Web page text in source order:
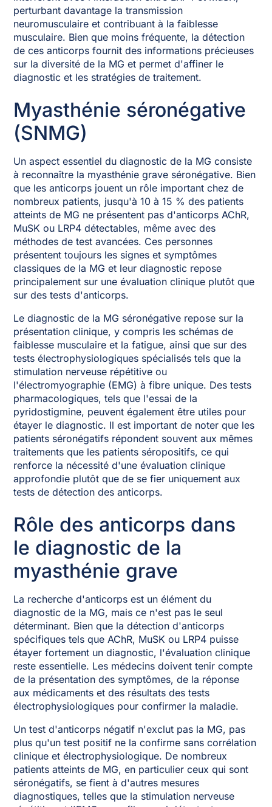
perturbant davantage la transmission
neuromusculaire et contribuant à la faiblesse
musculaire. Bien que moins fréquente, la détection
de ces anticorps fournit des informations précieuses
sur la diversité de la MG et permet d'affiner le
diagnostic et les stratégies de traitement.
Myasthénie séronégative
(SNMG)
Un aspect essentiel du diagnostic de la MG consiste
à reconnaître la myasthénie grave séronégative. Bien
que les anticorps jouent un rôle important chez de
nombreux patients, jusqu'à 10 à 15 % des patients
atteints de MG ne présentent pas d'anticorps AChR,
MuSK ou LRP4 détectables, même avec des
méthodes de test avancées. Ces personnes
présentent toujours les signes et symptômes
classiques de la MG et leur diagnostic repose
principalement sur une évaluation clinique plutôt que
sur des tests d'anticorps.
Le diagnostic de la MG séronégative repose sur la
présentation clinique, y compris les schémas de
faiblesse musculaire et la fatigue, ainsi que sur des
tests électrophysiologiques spécialisés tels que la
stimulation nerveuse répétitive ou
l'électromyographie (EMG) à fibre unique. Des tests
pharmacologiques, tels que l'essai de la
pyridostigmine, peuvent également être utiles pour
étayer le diagnostic. Il est important de noter que les
patients séronégatifs répondent souvent aux mêmes
traitements que les patients séropositifs, ce qui
renforce la nécessité d'une évaluation clinique
approfondie plutôt que de se fier uniquement aux
tests de détection des anticorps.
Rôle des anticorps dans
le diagnostic de la
myasthénie grave
La recherche d'anticorps est un élément du
diagnostic de la MG, mais ce n'est pas le seul
déterminant. Bien que la détection d'anticorps
spécifiques tels que AChR, MuSK ou LRP4 puisse
étayer fortement un diagnostic, l'évaluation clinique
reste essentielle. Les médecins doivent tenir compte
de la présentation des symptômes, de la réponse
aux médicaments et des résultats des tests
électrophysiologiques pour confirmer la maladie.
Un test d'anticorps négatif n'exclut pas la MG, pas
plus qu'un test positif ne la confirme sans corrélation
clinique et électrophysiologique. De nombreux
patients atteints de MG, en particulier ceux qui sont
séronégatifs, se fient à d'autres mesures
diagnostiques, telles que la stimulation nerveuse